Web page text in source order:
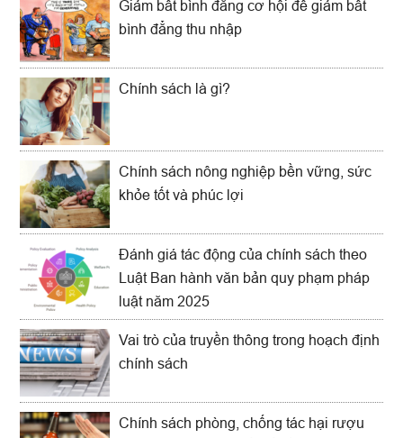
Giảm bất bình đẳng cơ hội để giảm bất
bình đẳng thu nhập
Chính sách là gì?
Chính sách nông nghiệp bền vững, sức
khỏe tốt và phúc lợi
Đánh giá tác động của chính sách theo
Luật Ban hành văn bản quy phạm pháp
luật năm 2025
Vai trò của truyền thông trong hoạch định
chính sách
Chính sách phòng, chống tác hại rượu